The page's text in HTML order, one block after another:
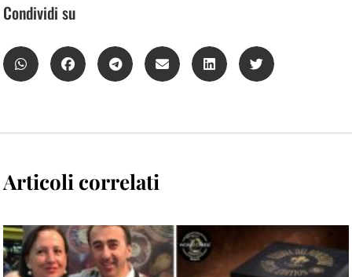
Condividi su
Articoli correlati